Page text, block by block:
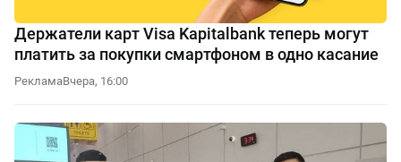
Держатели карт Visa Kapitalbank теперь могут
платить за покупки смартфоном в одно касание
РекламаВчера, 16:00